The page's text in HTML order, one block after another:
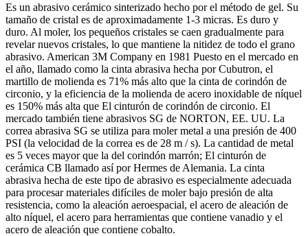
Es un abrasivo cerámico sinterizado hecho por el método de gel. Su
tamaño de cristal es de aproximadamente 1-3 micras. Es duro y
duro. Al moler, los pequeños cristales se caen gradualmente para
revelar nuevos cristales, lo que mantiene la nitidez de todo el grano
abrasivo. American 3M Company en 1981 Puesto en el mercado en
el año, llamado como la cinta abrasiva hecha por Cubutron, el
martillo de molienda es 71% más alto que la cinta de corindón de
circonio, y la eficiencia de la molienda de acero inoxidable de níquel
es 150% más alta que El cinturón de corindón de circonio. El
mercado también tiene abrasivos SG de NORTON, EE. UU. La
correa abrasiva SG se utiliza para moler metal a una presión de 400
PSI (la velocidad de la correa es de 28 m / s). La cantidad de metal
es 5 veces mayor que la del corindón marrón; El cinturón de
cerámica CB llamado así por Hermes de Alemania. La cinta
abrasiva hecha de este tipo de abrasivo es especialmente adecuada
para procesar materiales difíciles de moler bajo presión de alta
resistencia, como la aleación aeroespacial, el acero de aleación de
alto níquel, el acero para herramientas que contiene vanadio y el
acero de aleación que contiene cobalto.